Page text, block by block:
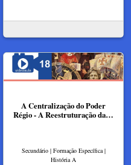
A Centralização do Poder
Régio - A Reestruturação da…
Secundário | Formação Específica |
História A